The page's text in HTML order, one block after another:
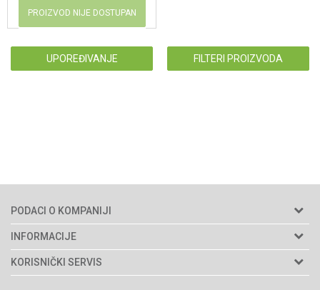
PROIZVOD NIJE DOSTUPAN
UPOREĐIVANJE FILTERI PROIZVODA
PODACI O KOMPANIJI
Agromarket d.o.o.
Matični broj: 11003826
INFORMACIJE
O nama
Brendovi
KORISNIČKI SERVIS